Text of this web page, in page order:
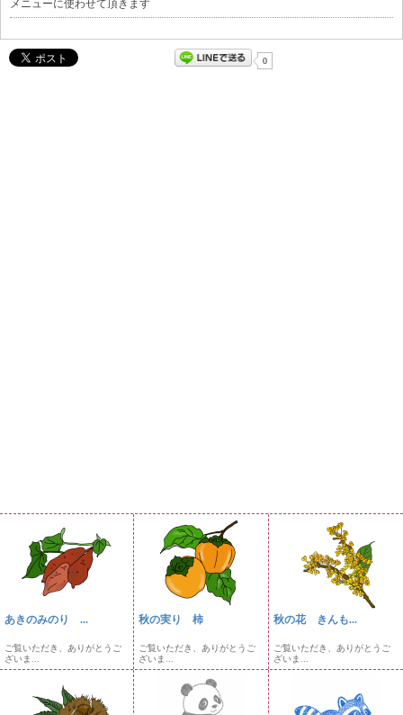
メニューに使わせて頂きます
0
あきのみのり ...
ご覧いただき、ありがとうご
ざいま...
秋の実り 柿
ご覧いただき、ありがとうご
ざいま...
秋の花 きんも...
ご覧いただき、ありがとうご
ざいま...